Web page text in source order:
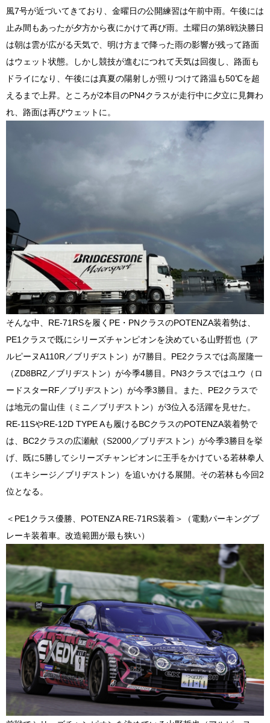
風7号が近づいてきており、金曜日の公開練習は午前中雨。午後には
止み間もあったが夕方から夜にかけて再び雨。土曜日の第8戦決勝日
は朝は雲が広がる天気で、明け方まで降った雨の影響が残って路面
はウェット状態。しかし競技が進むにつれて天気は回復し、路面も
ドライになり、午後には真夏の陽射しが照りつけて路温も50℃を超
えるまで上昇。ところが2本目のPN4クラスが走行中に夕立に見舞わ
れ、路面は再びウェットに。
そんな中、RE-71RSを履くPE・PNクラスのPOTENZA装着勢は、
PE1クラスで既にシリーズチャンピオンを決めている山野哲也（ア
ルピーヌA110R／ブリヂストン）が7勝目。PE2クラスでは高屋隆一
（ZD8BRZ／ブリヂストン）が今季4勝目。PN3クラスではユウ（ロ
ードスターRF／ブリヂストン）が今季3勝目。また、PE2クラスで
は地元の畠山佳（ミニ／ブリヂストン）が3位入る活躍を見せた。
RE-11SやRE-12D TYPE Aも履けるBCクラスのPOTENZA装着勢で
は、BC2クラスの広瀬献（S2000／ブリヂストン）が今季3勝目を挙
げ、既に5勝してシリーズチャンピオンに王手をかけている若林拳人
（エキシージ／ブリヂストン）を追いかける展開。その若林も今回2
位となる。
＜PE1クラス優勝、POTENZA RE-71RS装着＞（電動パーキングブ
レーキ装着車。改造範囲が最も狭い）